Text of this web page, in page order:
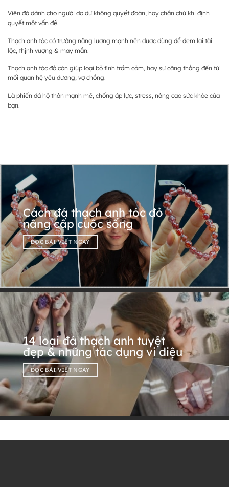
Viên đá dành cho người do dự không quyết đoán, hay chần chừ khi định
quyết một vấn đề.
Thạch anh tóc có trường năng lượng mạnh nên được dùng để đem lại tài
lộc, thịnh vượng & may mắn.
Thạch anh tóc đỏ còn giúp loại bỏ tính trầm cảm, hay sự căng thẳng đến từ
mối quan hệ yêu đương, vợ chồng.
Là phiến đá hộ thân mạnh mẽ, chống áp lực, stress, nâng cao sức khỏe của
bạn.
Cách đá thạch anh tóc đỏ
nâng cấp cuộc sống
ĐỌC BÀI VIẾT NGAY
14 loại đá thạch anh tuyệt
đẹp & những tác dụng vi diệu
ĐỌC BÀI VIẾT NGAY